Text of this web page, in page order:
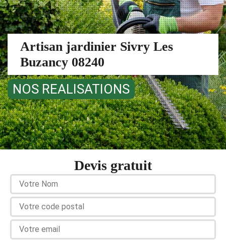
Artisan jardinier Sivry Les
Buzancy 08240
NOS REALISATIONS
Devis gratuit